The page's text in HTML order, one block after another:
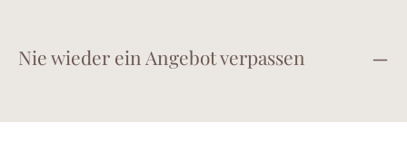
Nie wieder ein Angebot verpassen